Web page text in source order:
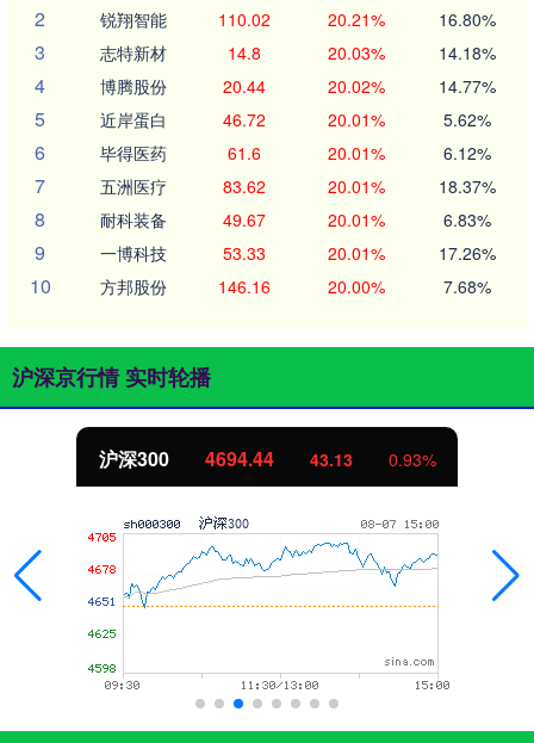
2 锐翔智能 110.02 20.21% 16.80%
3 志特新材 14.8 20.03% 14.18%
4 博腾股份 20.44 20.02% 14.77%
5 近岸蛋白 46.72 20.01% 5.62%
6 毕得医药 61.6 20.01% 6.12%
7 五洲医疗 83.62 20.01% 18.37%
8 耐科装备 49.67 20.01% 6.83%
9 一博科技 53.33 20.01% 17.26%
10 方邦股份 146.16 20.00% 7.68%
沪深京行情 实时轮播
沪深300 4694.44 43.13 0.93%